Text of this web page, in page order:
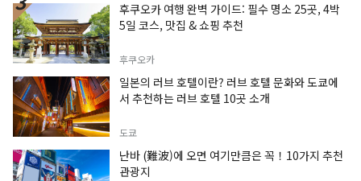
후쿠오카 여행 완벽 가이드: 필수 명소 25곳, 4박
5일 코스, 맛집 & 쇼핑 추천
후쿠오카
일본의 러브 호텔이란? 러브 호텔 문화와 도쿄에
서 추천하는 러브 호텔 10곳 소개
도쿄
난바 (難波)에 오면 여기만큼은 꼭！10가지 추천
관광지